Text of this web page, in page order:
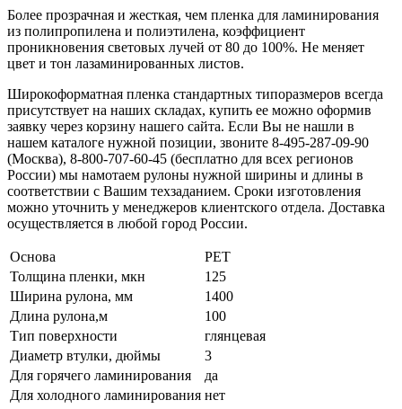
Более прозрачная и жесткая, чем пленка для ламинирования
из полипропилена и полиэтилена, коэффициент
проникновения световых лучей от 80 до 100%. Не меняет
цвет и тон лазаминированных листов.
Широкоформатная пленка стандартных типоразмеров всегда
присутствует на наших складах, купить ее можно оформив
заявку через корзину нашего сайта. Если Вы не нашли в
нашем каталоге нужной позиции, звоните 8-495-287-09-90
(Москва), 8-800-707-60-45 (бесплатно для всех регионов
России) мы намотаем рулоны нужной ширины и длины в
соответствии с Вашим техзаданием. Сроки изготовления
можно уточнить у менеджеров клиентского отдела. Доставка
осуществляется в любой город России.
Основа
PET
Толщина пленки, мкн
125
Ширина рулона, мм
1400
Длина рулона,м
100
Тип поверхности
глянцевая
Диаметр втулки, дюймы
3
Для горячего ламинирования
да
Для холодного ламинирования нет